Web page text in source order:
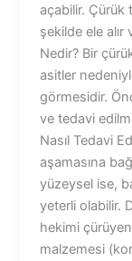
açabilir. Çürük
şekilde ele alır
Nedir? Bir
asitler
görmesidir.
ve tedavi
Nasıl Tedavi
aşamasına
yüzeysel ise,
yeterli olabilir.
hekimi çürüyen
malzemesi